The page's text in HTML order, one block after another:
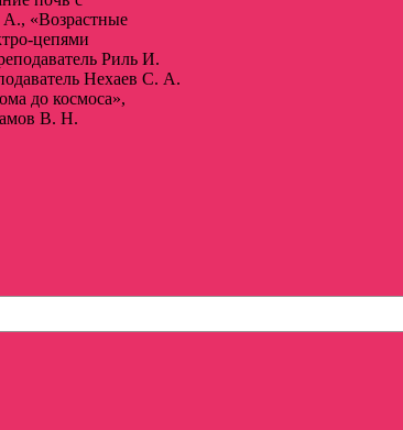
А., «Возрастные
цепями
Риль И.
Нехаев С. А.
до космоса»,
В. Н.